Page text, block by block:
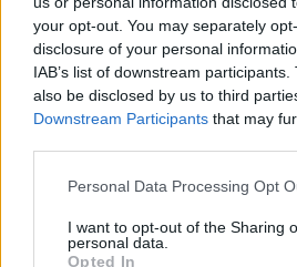
your opt-out. You may separately
disclosure of your personal
IAB’s list of downstream
also be disclosed by us to third
Downstream Participants that may
Personal Data Processing Opt
I want to opt-out of the Sharing
personal data.
Opted In
zwaarder, de wachttijd langer, het
Gaal zei na de uitschakeling tegen
de aanloop en het schot kunt trainen,
moment niet volledig kunt nabootsen.
Precies daar zit de spanning.
plannen voor Oranje